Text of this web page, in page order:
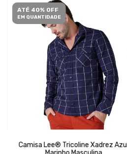
ATÉ 40% OFF
EM QUANTIDADE
Camisa Lee® Tricoline Xadrez Azul